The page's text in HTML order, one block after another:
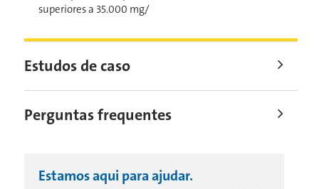
superiores a 35.000 mg/
Estudos de caso
Perguntas frequentes
Estamos aqui para ajudar.